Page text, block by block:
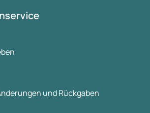
und Rückgaben